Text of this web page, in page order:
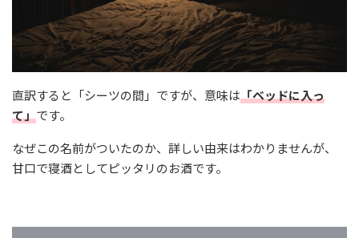
直訳すると「シーツの間」ですが、意味は「ベッドに入っ
て」です。
なぜこの名前がついたのか、詳しい由来はわかりませんが、
甘口で寝酒としてピッタリのお酒です。